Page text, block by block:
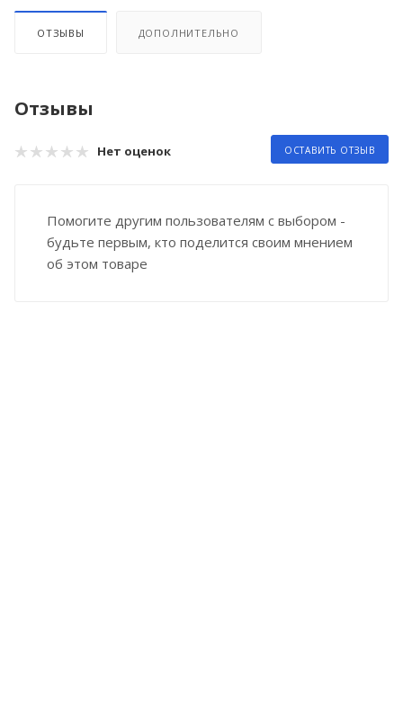
ОТЗЫВЫ ДОПОЛНИТЕЛЬНО
Отзывы
Нет оценок ОСТАВИТЬ ОТЗЫВ
Помогите другим пользователям с выбором -
будьте первым, кто поделится своим мнением
об этом товаре